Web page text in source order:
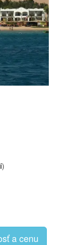
)
a cenu